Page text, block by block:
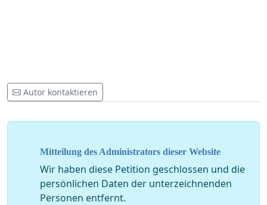
Autor kontaktieren
Mitteilung des Administrators dieser Website
Wir haben diese Petition geschlossen und die
persönlichen Daten der unterzeichnenden
Personen entfernt.